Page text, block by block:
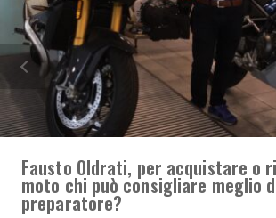
Fausto Oldrati, per acquistare o
moto chi può consigliare meglio
preparatore?